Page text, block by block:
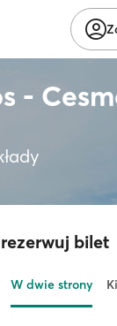
-
bilet
W dwie strony